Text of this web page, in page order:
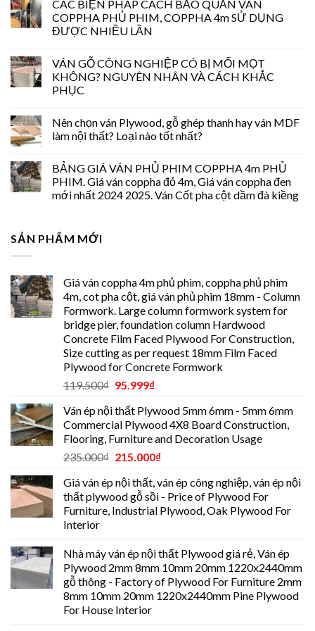
CÁC BIỆN PHÁP CÁCH BẢO QUẢN VÁN
COPPHA PHỦ PHIM, COPPHA 4m SỬ DỤNG
ĐƯỢC NHIỀU LẦN
VÁN GỖ CÔNG NGHIỆP CÓ BỊ MỐI MỌT
KHÔNG? NGUYÊN NHÂN VÀ CÁCH KHẮC
PHỤC
Nên chọn ván Plywood, gỗ ghép thanh hay ván MDF
làm nội thất? Loại nào tốt nhất?
BẢNG GIÁ VÁN PHỦ PHIM COPPHA 4m PHỦ
PHIM. Giá ván coppha đỏ 4m, Giá ván coppha đen
mới nhất 2024 2025. Ván Cốt pha cột dầm đà kiềng
SẢN PHẨM MỚI
Giá ván coppha 4m phủ phim, coppha phủ phim
4m, cot pha cột, giá ván phủ phim 18mm - Column
Formwork. Large column formwork system for
bridge pier, foundation column Hardwood
Concrete Film Faced Plywood For Construction,
Size cutting as per request 18mm Film Faced
Plywood for Concrete Formwork
119.500₫ 95.999₫
Ván ép nội thất Plywood 5mm 6mm - 5mm 6mm
Commercial Plywood 4X8 Board Construction,
Flooring, Furniture and Decoration Usage
235.000₫ 215.000₫
Giá ván ép nội thất, ván ép công nghiệp, ván ép nội
thất plywood gỗ sồi - Price of Plywood For
Furniture, Industrial Plywood, Oak Plywood For
Interior
Nhà máy ván ép nội thất Plywood giá rẻ, Ván ép
Plywood 2mm 8mm 10mm 20mm 1220x2440mm
gỗ thông - Factory of Plywood For Furniture 2mm
8mm 10mm 20mm 1220x2440mm Pine Plywood
For House Interior